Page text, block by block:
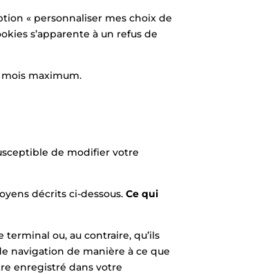
« personnaliser mes choix de
s’apparente à un refus de
maximum.
de modifier votre
décrits ci-dessous. Ce qui
ou, au contraire, qu’ils
navigation de manière à ce que
enregistré dans votre